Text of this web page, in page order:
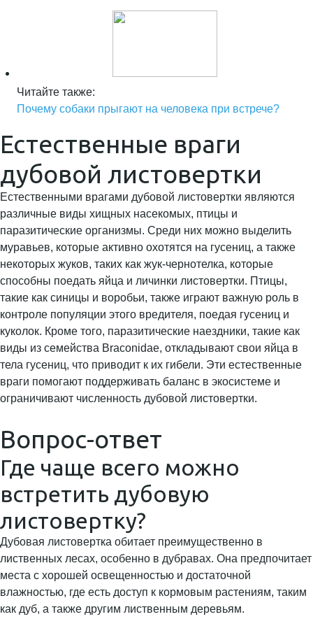
Читайте также:
Почему собаки прыгают на человека при встрече?
Естественные враги
дубовой листовертки
Естественными врагами дубовой листовертки являются
различные виды хищных насекомых, птицы и
паразитические организмы. Среди них можно выделить
муравьев, которые активно охотятся на гусениц, а также
некоторых жуков, таких как жук-чернотелка, которые
способны поедать яйца и личинки листовертки. Птицы,
такие как синицы и воробьи, также играют важную роль в
контроле популяции этого вредителя, поедая гусениц и
куколок. Кроме того, паразитические наездники, такие как
виды из семейства Braconidae, откладывают свои яйца в
тела гусениц, что приводит к их гибели. Эти естественные
враги помогают поддерживать баланс в экосистеме и
ограничивают численность дубовой листовертки.
Вопрос-ответ
Где чаще всего можно
встретить дубовую
листовертку?
Дубовая листовертка обитает преимущественно в
лиственных лесах, особенно в дубравах. Она предпочитает
места с хорошей освещенностью и достаточной
влажностью, где есть доступ к кормовым растениям, таким
как дуб, а также другим лиственным деревьям.